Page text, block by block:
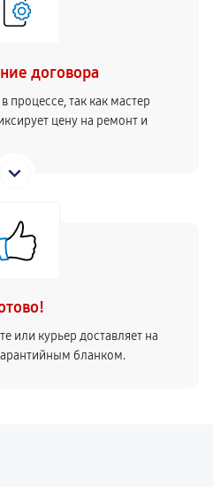
договора
процессе, так как мастер
цену на ремонт и
или курьер доставляет на
бланком.